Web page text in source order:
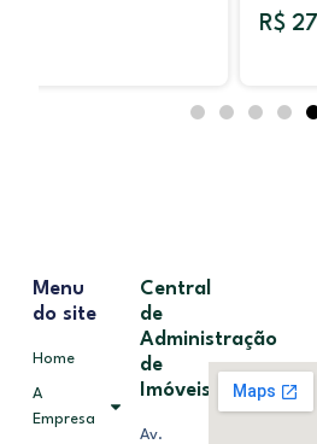
Menu
do site
Home
A
Empresa
Central
de
Administração
de
Imóveis
Av.